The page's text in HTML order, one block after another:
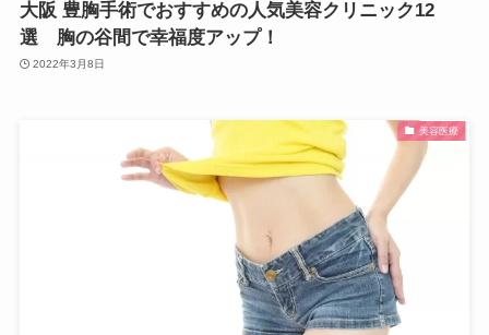
大阪 豊胸手術でおすすめの人気美容クリニック12
選 胸の谷間で幸福度アップ！
2022年3月8日
美容医療